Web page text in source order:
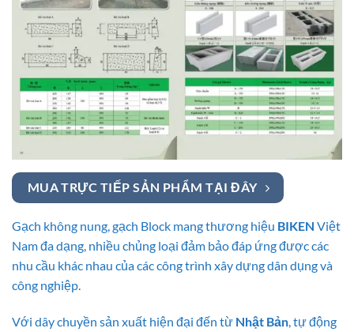
MUA TRỰC TIẾP SẢN PHẨM TẠI ĐÂY
Gạch không nung, gạch Block mang thương hiệu BIKEN Việt
Nam đa dạng, nhiều chủng loại đảm bảo đáp ứng được các
nhu cầu khác nhau của các công trình xây dựng dân dụng và
công nghiệp.
Với dây chuyền sản xuất hiện đại đến từ Nhật Bản , tự động